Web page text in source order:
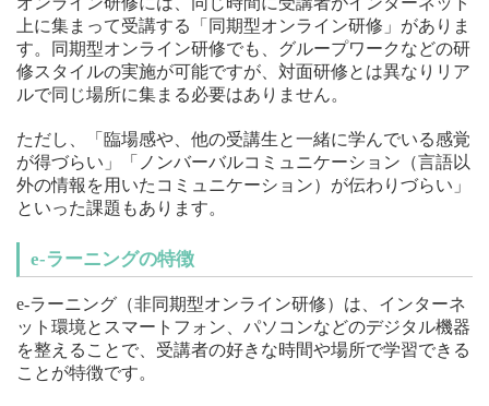
上に集まって受講する「同期型オンライン研修」がありま
す。同期型オンライン研修でも、グループワークなどの研
修スタイルの実施が可能ですが、対面研修とは異なりリア
ルで同じ場所に集まる必要はありません。
ただし、「臨場感や、他の受講生と一緒に学んでいる感覚
が得づらい」「ノンバーバルコミュニケーション（言語以
外の情報を用いたコミュニケーション）が伝わりづらい」
といった課題もあります。
e-ラーニングの特徴
e-ラーニング（非同期型オンライン研修）は、インターネ
ット環境とスマートフォン、パソコンなどのデジタル機器
を整えることで、受講者の好きな時間や場所で学習できる
ことが特徴です。